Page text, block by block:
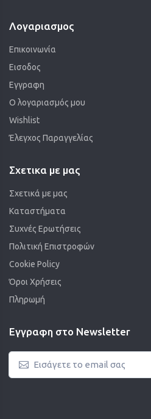
Λογαριασμος
Επικοινωνία
Εισοδος
Εγγραφη
Ο λογαριασμός μου
Wishlist
Έλεγχος Παραγγελίας
Σχετικα με μας
Σχετικά με μας
Καταστήματα
Συχνές Ερωτήσεις
Πολιτική Επιστροφών
Cookie Policy
Όροι Χρήσεις
Πληρωμή
Εγγραφη στο Newsletter